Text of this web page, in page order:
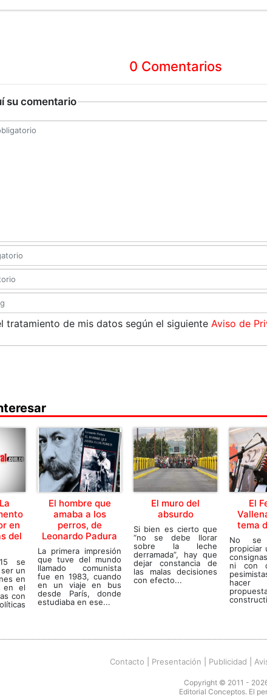
0 Comentarios
su comentario
tratamiento de mis datos según el siguiente Aviso de
en
del
se
un
en
en el
con
El hombre que
amaba a los
perros, de
Leonardo Padura
La primera impresión
que tuve del mundo
llamado comunista
fue en 1983, cuando
en un viaje en bus
desde París, donde
estudiaba en ese...
El muro del
absurdo
Si bien es cierto que
“no se debe llorar
sobre la leche
derramada”, hay que
dejar constancia de
las malas decisiones
con efecto...
El
tema
No se
propiciar
ni con
Contacto Presentación Publicidad
Copyright © 2011 -
Editorial Conceptos. El